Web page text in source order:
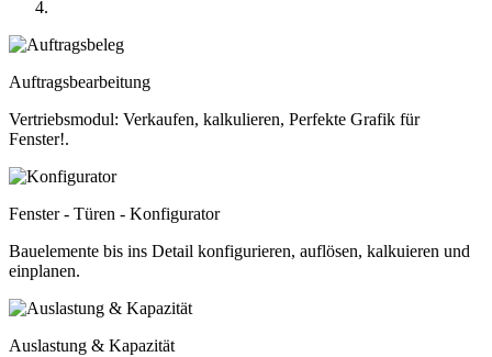
Auftragsbearbeitung
Vertriebsmodul: Verkaufen, kalkulieren, Perfekte Grafik für
Fenster!.
Fenster - Türen - Konfigurator
Bauelemente bis ins Detail konfigurieren, auflösen, kalkuieren und
einplanen.
Auslastung & Kapazität